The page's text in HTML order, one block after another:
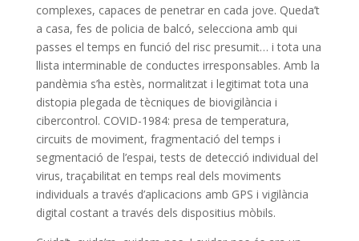
complexes, capaces de penetrar en cada jove. Queda’t
a casa, fes de policia de balcó, selecciona amb qui
passes el temps en funció del risc presumit… i tota una
llista interminable de conductes irresponsables. Amb la
pandèmia s’ha estès, normalitzat i legitimat tota una
distopia plegada de tècniques de biovigilància i
cibercontrol. COVID-1984: presa de temperatura,
circuits de moviment, fragmentació del temps i
segmentació de l’espai, tests de detecció individual del
virus, traçabilitat en temps real dels moviments
individuals a través d’aplicacions amb GPS i vigilància
digital costant a través dels dispositius mòbils.